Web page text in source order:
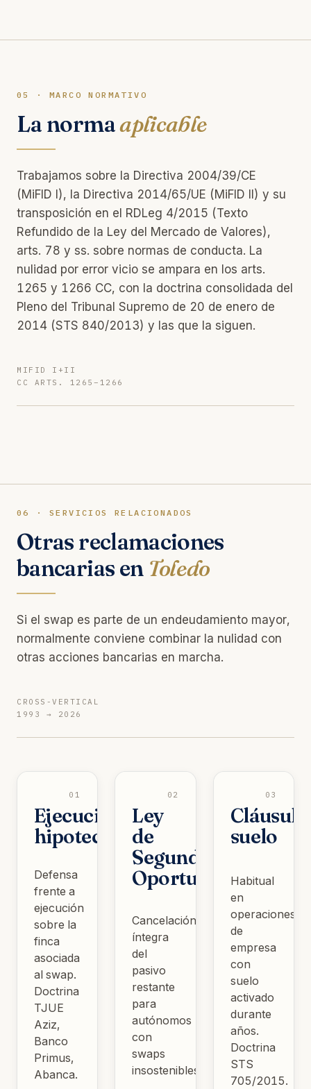
05 · MARCO NORMATIVO
La normaaplicable
Trabajamos sobre la Directiva 2004/39/CE
(MiFID I), la Directiva 2014/65/UE (MiFID II) y su
transposición en el RDLeg 4/2015 (Texto
Refundido de la Ley del Mercado de Valores),
arts. 78 y ss. sobre normas de conducta. La
nulidad por error vicio se ampara en los arts.
1265 y 1266 CC, con la doctrina consolidada del
Pleno del Tribunal Supremo de 20 de enero de
2014 (STS 840/2013) y las que la siguen.
MIFID I+II
CC ARTS. 1265–1266
06 · SERVICIOS RELACIONADOS
Otras reclamaciones
bancarias en Toledo
Si el swap es parte de un endeudamiento mayor,
normalmente conviene combinar la nulidad con
otras acciones bancarias en marcha.
CROSS-VERTICAL
1993 → 2026
01
Ejecución
hipotecaria
Defensa
frente a
ejecución
sobre la
finca
asociada
al swap.
Doctrina
TJUE
Aziz,
Banco
Primus,
Abanca.
02
Ley
de
Segunda
Oportunidad
Cancelación
íntegra
del
pasivo
restante
para
autónomos
con
swaps
insostenibles.
03
Cláusula
suelo
Habitual
en
operaciones
de
empresa
con
suelo
activado
durante
años.
Doctrina
STS
705/2015.